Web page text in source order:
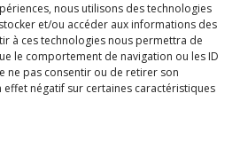
nous utilisons des technologies
et/ou accéder aux informations des
à ces technologies nous permettra de
le comportement de navigation ou les ID
ne pas consentir ou de retirer son
négatif sur certaines caractéristiques